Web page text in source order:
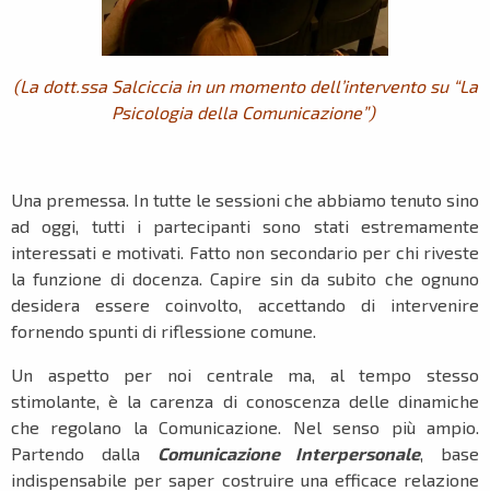
(La dott.ssa Salciccia in un momento dell’intervento su “La
Psicologia della Comunicazione”)
Una premessa. In tutte le sessioni che abbiamo tenuto sino
ad oggi, tutti i partecipanti sono stati estremamente
interessati e motivati. Fatto non secondario per chi riveste
la funzione di docenza. Capire sin da subito che ognuno
desidera essere coinvolto, accettando di intervenire
fornendo spunti di riflessione comune.
Un aspetto per noi centrale ma, al tempo stesso
stimolante, è la carenza di conoscenza delle dinamiche
che regolano la Comunicazione. Nel senso più ampio.
Partendo dalla Comunicazione Interpersonale, base
indispensabile per saper costruire una efficace relazione